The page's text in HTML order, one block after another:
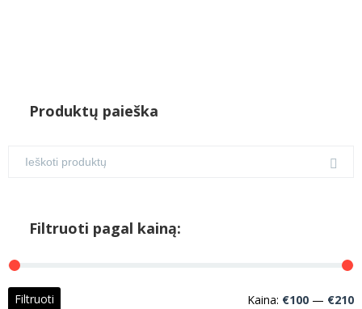
Produktų paieška
Filtruoti pagal kainą:
Filtruoti Kaina: €100 — €210